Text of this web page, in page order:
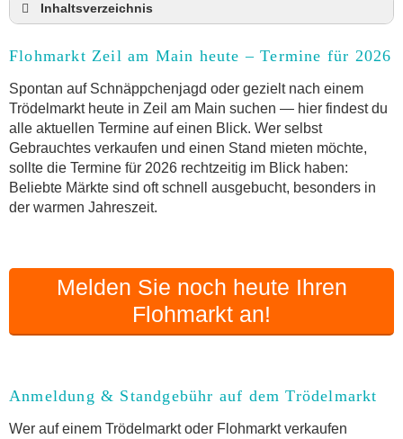
Inhaltsverzeichnis
2026
Online-Flohmarkt Zeil am Main
Welche Trödelmarkt-Typen gibt es?
Aktuelle Flohmarkt-Termine für Zeil am Main und
Umgebung
Kleinanzeigen Zeil am Main als Alternative zum
Trödelmarkt
FAQ: Flohmarkt Zeil am Main
Flohmarkt-Termin melden
Flohmarkt Zeil am Main heute – Termine für 2026
Spontan auf Schnäppchenjagd oder gezielt nach einem
Trödelmarkt heute in Zeil am Main suchen — hier findest du
alle aktuellen Termine auf einen Blick. Wer selbst
Gebrauchtes verkaufen und einen Stand mieten möchte,
sollte die Termine für 2026 rechtzeitig im Blick haben:
Beliebte Märkte sind oft schnell ausgebucht, besonders in
der warmen Jahreszeit.
Melden Sie noch heute Ihren
Flohmarkt an!
Anmeldung & Standgebühr auf dem Trödelmarkt
Wer auf einem Trödelmarkt oder Flohmarkt verkaufen